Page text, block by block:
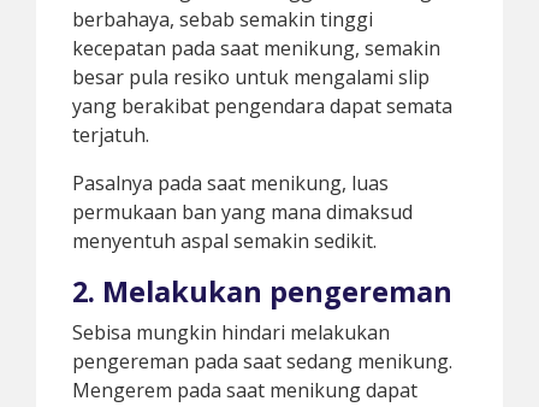
berbahaya, sebab semakin tinggi
kecepatan pada saat menikung, semakin
besar pula resiko untuk mengalami slip
yang berakibat pengendara dapat semata
terjatuh.
Pasalnya pada saat menikung, luas
permukaan ban yang mana dimaksud
menyentuh aspal semakin sedikit.
2. Melakukan pengereman
Sebisa mungkin hindari melakukan
pengereman pada saat sedang menikung.
Mengerem pada saat menikung dapat